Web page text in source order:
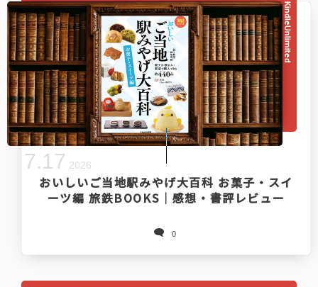
KindleUnlimited
おいしいご当地駅みやげ大百科 お菓子・スイ
ーツ編 旅鉄BOOKS｜感想・書評レビュー
0
7.17 2026